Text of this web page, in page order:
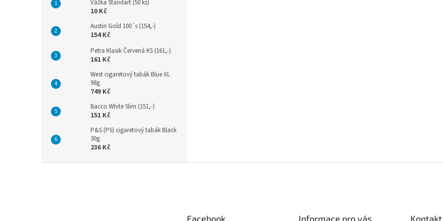
Vážka Standart (50 ks)
10 Kč
Austin Gold 100´s (154,-)
154 Kč
Petra Klasik Červená KS (161,-)
161 Kč
West cigaretový tabák Blue XL
98g
749 Kč
Bacco White Slim (151,-)
151 Kč
P&S (PS) cigaretový tabák Black
30g
236 Kč
Facebook Informace pro vás Kontakt